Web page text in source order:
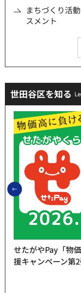
まちづくり活
スメント
世田谷区を知る
前のスライドを表
せたがやPay「物
援キャンペーン第